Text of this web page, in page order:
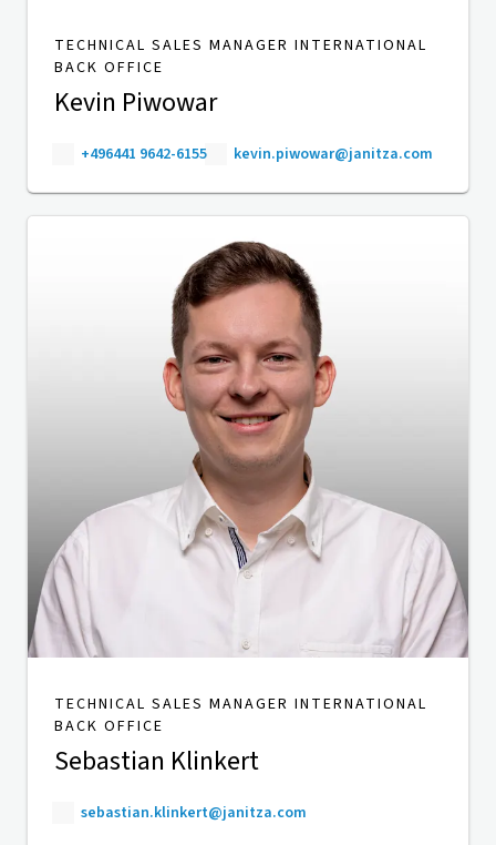
TECHNICAL SALES MANAGER INTERNATIONAL
BACK OFFICE
Kevin Piwowar
+496441 9642-6155 kevin.piwowar@janitza.com
TECHNICAL SALES MANAGER INTERNATIONAL
BACK OFFICE
Sebastian Klinkert
sebastian.klinkert@janitza.com